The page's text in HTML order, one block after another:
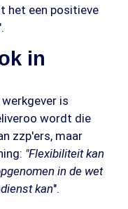
het een positieve
in
is
wordt die
zzp'ers, maar
"Flexibiliteit kan
in de wet
kan".